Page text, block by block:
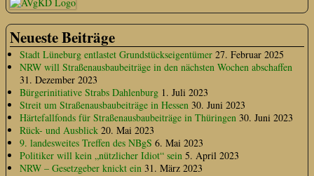
Neueste Beiträge
Stadt Lüneburg entlastet Grundstückseigentümer 27. Februar 2025
NRW will Straßenausbaubeiträge in den nächsten Wochen abschaffen
31. Dezember 2023
Bürgerinitiative Strabs Dahlenburg 1. Juli 2023
Streit um Straßenausbaubeiträge in Hessen 30. Juni 2023
Härtefallfonds für Straßenausbaubeiträge in Thüringen 30. Juni 2023
Rück- und Ausblick 20. Mai 2023
9. landesweites Treffen des NBgS 6. Mai 2023
Politiker will kein „nützlicher Idiot“ sein 5. April 2023
NRW – Gesetzgeber knickt ein 31. März 2023